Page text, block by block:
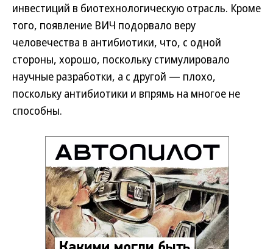
инвестиций в биотехнологическую отрасль. Кроме
того, появление ВИЧ подорвало веру
человечества в антибиотики, что, с одной
стороны, хорошо, поскольку стимулировало
научные разработки, а с другой — плохо,
поскольку антибиотики и впрямь на многое не
способны.